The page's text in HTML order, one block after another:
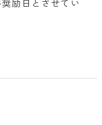
励日とさせてい